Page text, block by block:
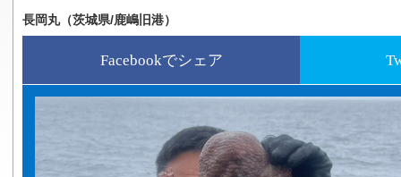
長岡丸（茨城県/鹿嶋旧港）
Facebookでシェア